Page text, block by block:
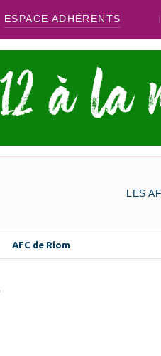
ESPACE ADHÉRENTS
LES
AFC de Riom